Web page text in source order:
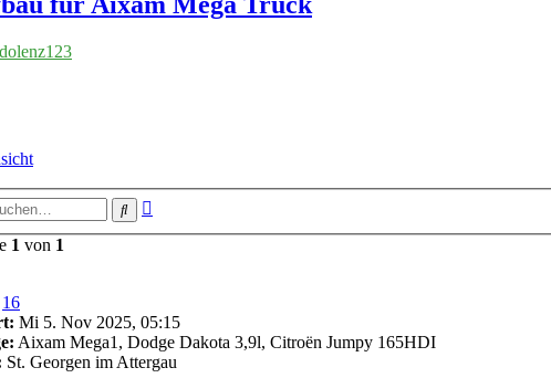
Suche
1 von 1
16
Mi 5. Nov 2025, 05:15
Aixam Mega1, Dodge Dakota 3,9l, Citroën Jumpy 165HDI
St. Georgen im Attergau